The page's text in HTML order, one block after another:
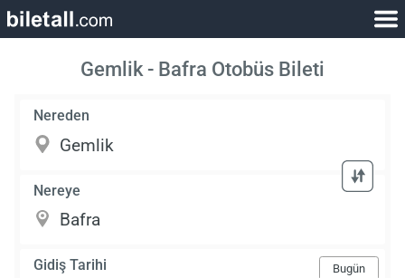
Gemlik - Bafra Otobüs Bileti
Nereden
Nereye
Gidiş Tarihi Bugün